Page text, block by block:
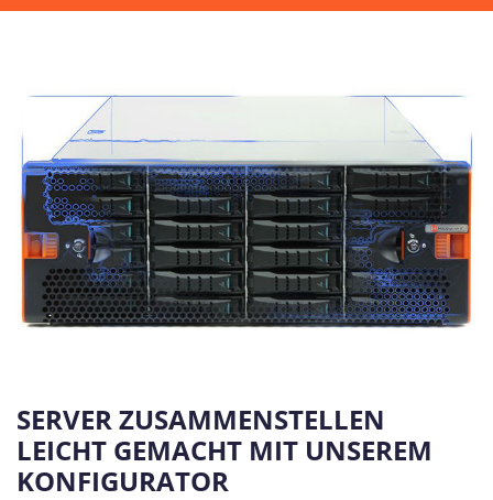
SERVER ZUSAMMENSTELLEN
LEICHT GEMACHT MIT UNSEREM
KONFIGURATOR